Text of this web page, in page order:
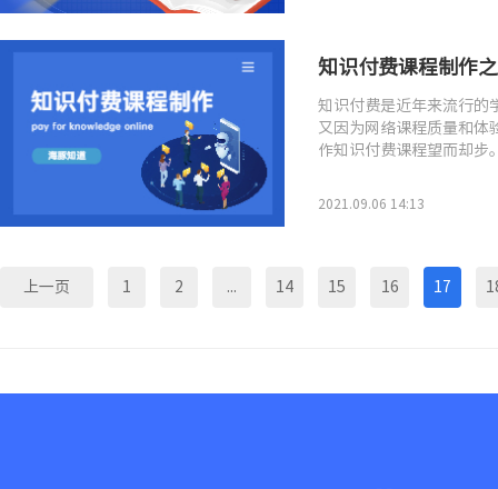
知识付费课程制作
知识付费是近年来流行的
又因为网络课程质量和体
作知识付费课程望而却步
2021.09.06 14:13
上一页 1 2 ... 14 15 16 17